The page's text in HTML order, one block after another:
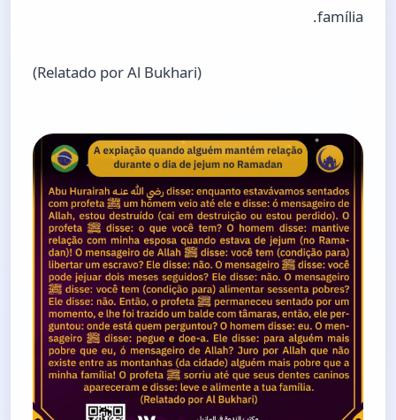
família.
(Relatado por Al Bukhari)